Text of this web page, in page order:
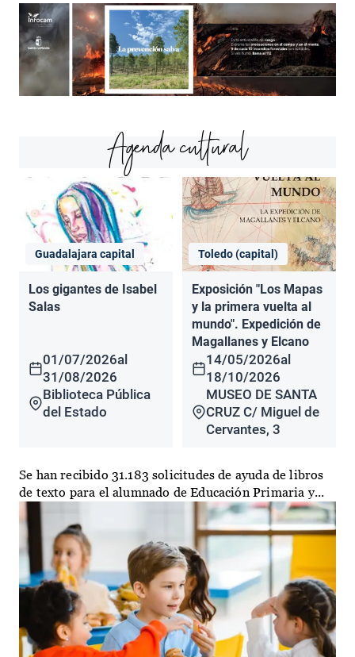
Agenda cultural
Guadalajara capital
Los gigantes de Isabel
Salas
01/07/2026al
31/08/2026
Biblioteca Pública
del Estado
Toledo (capital)
Exposición "Los Mapas
y la primera vuelta al
mundo". Expedición de
Magallanes y Elcano
14/05/2026al
18/10/2026
MUSEO DE SANTA
CRUZ C/ Miguel de
Cervantes, 3
Se han recibido 31.183 solicitudes de ayuda de libros
de texto para el alumnado de Educación Primaria y...